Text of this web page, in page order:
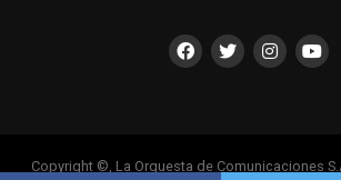
Copyright ©, La Orquesta de Comunicaciones